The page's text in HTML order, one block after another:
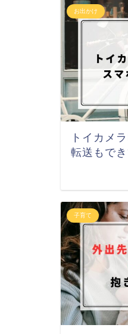
お出かけ
トイカメ
転送もで
子育て